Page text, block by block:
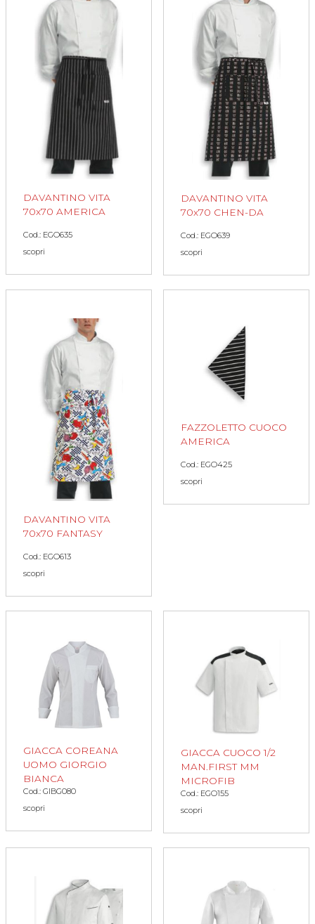
DAVANTINO VITA
70x70 AMERICA
Cod.: EGO635
scopri
DAVANTINO VITA
70x70 CHEN-DA
Cod.: EGO639
scopri
DAVANTINO VITA
70x70 FANTASY
Cod.: EGO613
scopri
FAZZOLETTO CUOCO
AMERICA
Cod.: EGO425
scopri
GIACCA COREANA
UOMO GIORGIO
BIANCA
Cod.: GIBG080
scopri
GIACCA CUOCO 1/2
MAN.FIRST MM
MICROFIB
Cod.: EGO155
scopri